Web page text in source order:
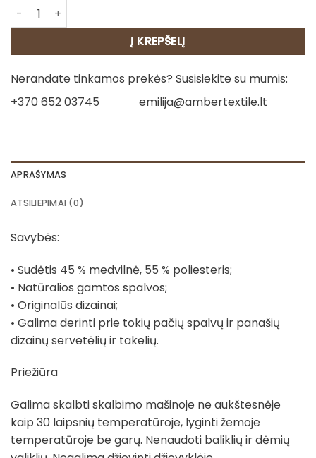
produkto kiekis: Medvilninė staltiesė - Šokėjai (ruda) / 1
Į KREPŠELĮ
Nerandate tinkamos prekės? Susisiekite su mumis:
+370 652 03745
emilija@ambertextile.lt
APRAŠYMAS
ATSILIEPIMAI (0)
Savybės:
• Sudėtis 45 % medvilnė, 55 % poliesteris;
• Natūralios gamtos spalvos;
• Originalūs dizainai;
• Galima derinti prie tokių pačių spalvų ir panašių
dizainų servetėlių ir takelių.
Priežiūra
Galima skalbti skalbimo mašinoje ne aukštesnėje
kaip 30 laipsnių temperatūroje, lyginti žemoje
temperatūroje be garų. Nenaudoti baliklių ir dėmių